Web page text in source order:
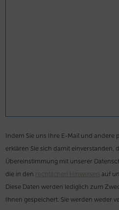
Indem Sie uns Ihre E-Mail und andere
erklären Sie sich damit einverstanden,
Übereinstimmung mit unserer
die in den rechtlichen Hinweisen auf
Diese Daten werden lediglich zum
Ihnen gespeichert. Sie werden weder